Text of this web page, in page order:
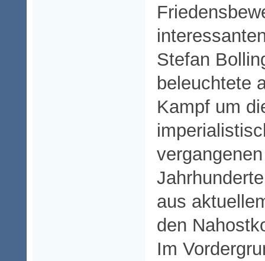
Stefan
beleuchtete
Kampf um
aus
den
Im